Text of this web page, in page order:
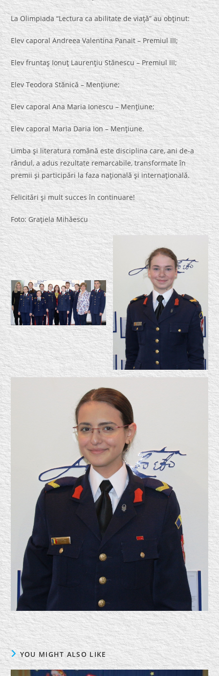
La Olimpiada “Lectura ca abilitate de viaţă” au obţinut:
Elev caporal Andreea Valentina Panait – Premiul III;
Elev fruntaş Ionuţ Laurenţiu Stănescu – Premiul III;
Elev Teodora Stănică – Menţiune;
Elev caporal Ana Maria Ionescu – Menţiune;
Elev caporal Maria Daria Ion – Menţiune.
Limba şi literatura română este disciplina care, ani de-a
rândul, a adus rezultate remarcabile, transformate în
premii şi participări la faza naţională şi internaţională.
Felicitări şi mult succes în continuare!
Foto: Graţiela Mihăescu
YOU MIGHT ALSO LIKE